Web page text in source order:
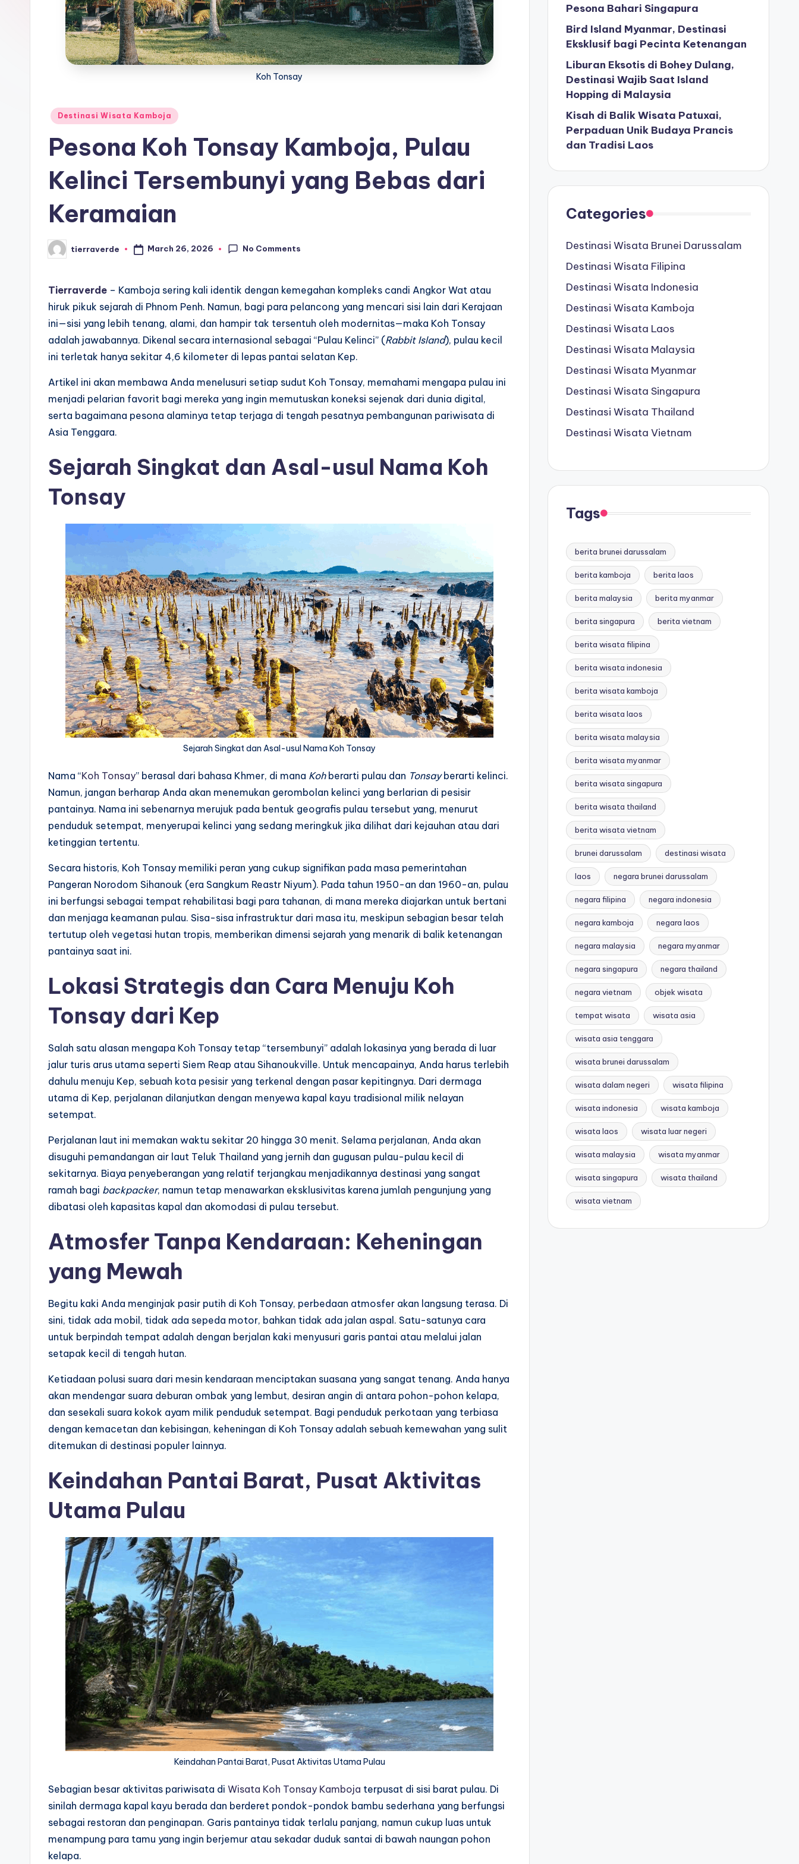
er
er
wisata
favorit
paling
dalam
negeri
maupun
mancanegara.
Koh Tonsay
Posted
Destinasi Wisata Kamboja
Pesona Koh Tonsay Kamboja, Pulau
Kelinci Tersembunyi yang Bebas dari
Keramaian
Posted
by
tierraverde March 26, 2026 No Comments
Tierraverde – Kamboja sering kali identik dengan kemegahan kompleks candi Angkor Wat atau
hiruk pikuk sejarah di Phnom Penh. Namun, bagi para pelancong yang mencari sisi lain dari Kerajaan
ini—sisi yang lebih tenang, alami, dan hampir tak tersentuh oleh modernitas—maka Koh Tonsay
adalah jawabannya. Dikenal secara internasional sebagai “Pulau Kelinci” (Rabbit Island), pulau kecil
ini terletak hanya sekitar 4,6 kilometer di lepas pantai selatan Kep.
Artikel ini akan membawa Anda menelusuri setiap sudut Koh Tonsay, memahami mengapa pulau ini
menjadi pelarian favorit bagi mereka yang ingin memutuskan koneksi sejenak dari dunia digital,
serta bagaimana pesona alaminya tetap terjaga di tengah pesatnya pembangunan pariwisata di
Asia Tenggara.
Sejarah Singkat dan Asal-usul Nama Koh
Tonsay
Sejarah Singkat dan Asal-usul Nama Koh Tonsay
Nama “Koh Tonsay” berasal dari bahasa Khmer, di mana Kohberarti pulau dan Tonsayberarti kelinci.
Namun, jangan berharap Anda akan menemukan gerombolan kelinci yang berlarian di pesisir
pantainya. Nama ini sebenarnya merujuk pada bentuk geografis pulau tersebut yang, menurut
penduduk setempat, menyerupai kelinci yang sedang meringkuk jika dilihat dari kejauhan atau dari
ketinggian tertentu.
Secara historis, Koh Tonsay memiliki peran yang cukup signifikan pada masa pemerintahan
Pangeran Norodom Sihanouk (era Sangkum Reastr Niyum). Pada tahun 1950-an dan 1960-an, pulau
ini berfungsi sebagai tempat rehabilitasi bagi para tahanan, di mana mereka diajarkan untuk bertani
dan menjaga keamanan pulau. Sisa-sisa infrastruktur dari masa itu, meskipun sebagian besar telah
tertutup oleh vegetasi hutan tropis, memberikan dimensi sejarah yang menarik di balik ketenangan
pantainya saat ini.
Lokasi Strategis dan Cara Menuju Koh
Tonsay dari Kep
Salah satu alasan mengapa Koh Tonsay tetap “tersembunyi” adalah lokasinya yang berada di luar
jalur turis arus utama seperti Siem Reap atau Sihanoukville. Untuk mencapainya, Anda harus terlebih
dahulu menuju Kep, sebuah kota pesisir yang terkenal dengan pasar kepitingnya. Dari dermaga
utama di Kep, perjalanan dilanjutkan dengan menyewa kapal kayu tradisional milik nelayan
setempat.
Perjalanan laut ini memakan waktu sekitar 20 hingga 30 menit. Selama perjalanan, Anda akan
disuguhi pemandangan air laut Teluk Thailand yang jernih dan gugusan pulau-pulau kecil di
sekitarnya. Biaya penyeberangan yang relatif terjangkau menjadikannya destinasi yang sangat
ramah bagi backpacker, namun tetap menawarkan eksklusivitas karena jumlah pengunjung yang
dibatasi oleh kapasitas kapal dan akomodasi di pulau tersebut.
Atmosfer Tanpa Kendaraan: Keheningan
yang Mewah
Begitu kaki Anda menginjak pasir putih di Koh Tonsay, perbedaan atmosfer akan langsung terasa. Di
sini, tidak ada mobil, tidak ada sepeda motor, bahkan tidak ada jalan aspal. Satu-satunya cara
untuk berpindah tempat adalah dengan berjalan kaki menyusuri garis pantai atau melalui jalan
setapak kecil di tengah hutan.
Ketiadaan polusi suara dari mesin kendaraan menciptakan suasana yang sangat tenang. Anda hanya
akan mendengar suara deburan ombak yang lembut, desiran angin di antara pohon-pohon kelapa,
dan sesekali suara kokok ayam milik penduduk setempat. Bagi penduduk perkotaan yang terbiasa
dengan kemacetan dan kebisingan, keheningan di Koh Tonsay adalah sebuah kemewahan yang sulit
ditemukan di destinasi populer lainnya.
Keindahan Pantai Barat, Pusat Aktivitas
Utama Pulau
Keindahan Pantai Barat, Pusat Aktivitas Utama Pulau
Sebagian besar aktivitas pariwisata di Wisata Koh Tonsay Kamboja terpusat di sisi barat pulau. Di
sinilah dermaga kapal kayu berada dan berderet pondok-pondok bambu sederhana yang berfungsi
sebagai restoran dan penginapan. Garis pantainya tidak terlalu panjang, namun cukup luas untuk
menampung para tamu yang ingin berjemur atau sekadar duduk santai di bawah naungan pohon
kelapa.
Pesona Bahari Singapura
Bird Island Myanmar, Destinasi
Eksklusif bagi Pecinta Ketenangan
Liburan Eksotis di Bohey Dulang,
Destinasi Wajib Saat Island
Hopping di Malaysia
Kisah di Balik Wisata Patuxai,
Perpaduan Unik Budaya Prancis
dan Tradisi Laos
Categories
Destinasi Wisata Brunei Darussalam
Destinasi Wisata Filipina
Destinasi Wisata Indonesia
Destinasi Wisata Kamboja
Destinasi Wisata Laos
Destinasi Wisata Malaysia
Destinasi Wisata Myanmar
Destinasi Wisata Singapura
Destinasi Wisata Thailand
Destinasi Wisata Vietnam
Tags
berita brunei darussalam
berita kamboja berita laos
berita malaysia berita myanmar
berita singapura berita vietnam
berita wisata filipina
berita wisata indonesia
berita wisata kamboja
berita wisata laos
berita wisata malaysia
berita wisata myanmar
berita wisata singapura
berita wisata thailand
berita wisata vietnam
brunei darussalam destinasi wisata
laos negara brunei darussalam
negara filipina negara indonesia
negara kamboja negara laos
negara malaysia negara myanmar
negara singapura negara thailand
negara vietnam objek wisata
tempat wisata wisata asia
wisata asia tenggara
wisata brunei darussalam
wisata dalam negeri wisata filipina
wisata indonesia wisata kamboja
wisata laos wisata luar negeri
wisata malaysia wisata myanmar
wisata singapura wisata thailand
wisata vietnam